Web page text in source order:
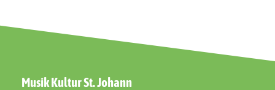
Musik Kultur St. Johann